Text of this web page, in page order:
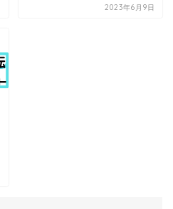
2023年6月9日